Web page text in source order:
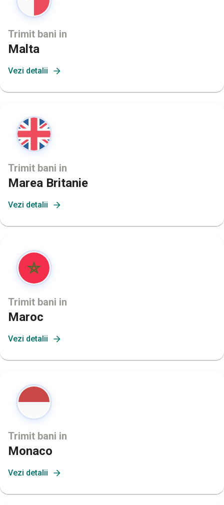
Trimit bani in
Malta
Vezi detalii
Trimit bani in
Marea Britanie
Vezi detalii
Trimit bani in
Maroc
Vezi detalii
Trimit bani in
Monaco
Vezi detalii